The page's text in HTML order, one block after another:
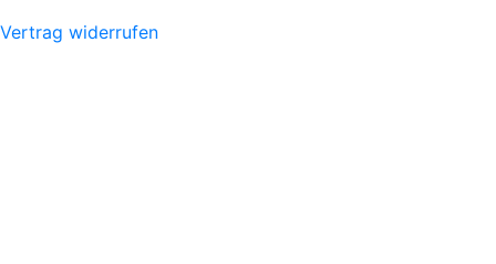
Vertrag widerrufen